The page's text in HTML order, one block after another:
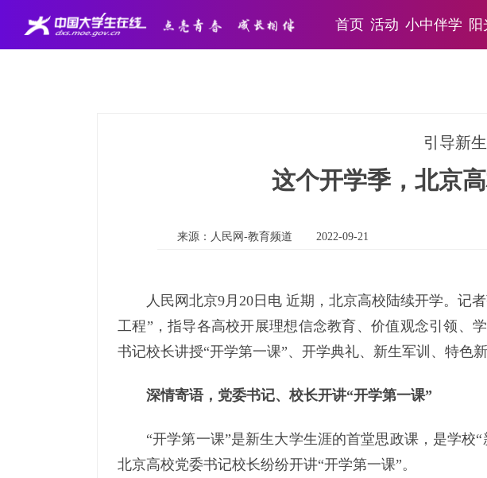
首页 活动 小中伴学 阳
引导新
这个开学季，北京
来源：人民网-教育频道 2022-09-21
人民网北京9月20日电 近期，北京高校陆续开学。记
工程”，指导各高校开展理想信念教育、价值观念引领、
书记校长讲授“开学第一课”、开学典礼、新生军训、特色
深情寄语，党委书记、校长开讲“开学第一课”
“开学第一课”是新生大学生涯的首堂思政课，是学
北京高校党委书记校长纷纷开讲“开学第一课”。